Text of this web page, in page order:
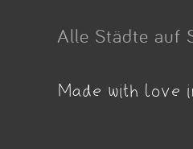
Alle Städte auf
Made with love